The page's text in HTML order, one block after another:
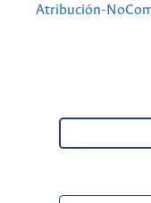
Atribución-